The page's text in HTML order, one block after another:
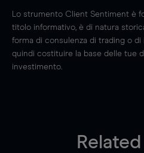
Lo strumento Client Sentiment è
titolo informativo, è di natura
forma di consulenza di trading o
quindi costituire la base delle tue
investimento.